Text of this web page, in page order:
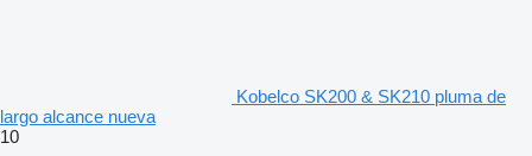
Kobelco SK200 & SK210 pluma de
largo alcance nueva
10